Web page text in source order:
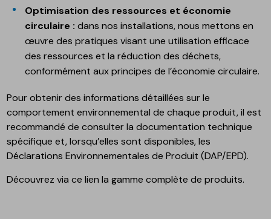
Optimisation des ressources et économie
circulaire : dans nos installations, nous mettons en
œuvre des pratiques visant une utilisation efficace
des ressources et la réduction des déchets,
conformément aux principes de l’économie circulaire.
Pour obtenir des informations détaillées sur le
comportement environnemental de chaque produit, il est
recommandé de consulter la documentation technique
spécifique et, lorsqu’elles sont disponibles, les
Déclarations Environnementales de Produit (DAP/EPD).
Découvrez via ce lien la gamme complète de produits.